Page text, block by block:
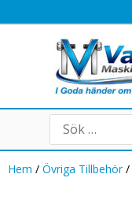
till
Search
for:
Hem / Övriga Tillbehör/